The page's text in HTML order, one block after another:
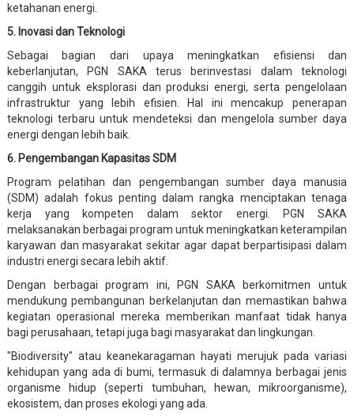
ketahanan energi.
5. Inovasi dan Teknologi
Sebagai bagian dari upaya meningkatkan efisiensi dan
keberlanjutan, PGN SAKA terus berinvestasi dalam teknologi
canggih untuk eksplorasi dan produksi energi, serta pengelolaan
infrastruktur yang lebih efisien. Hal ini mencakup penerapan
teknologi terbaru untuk mendeteksi dan mengelola sumber daya
energi dengan lebih baik.
6. Pengembangan Kapasitas SDM
Program pelatihan dan pengembangan sumber daya manusia
(SDM) adalah fokus penting dalam rangka menciptakan tenaga
kerja yang kompeten dalam sektor energi. PGN SAKA
melaksanakan berbagai program untuk meningkatkan keterampilan
karyawan dan masyarakat sekitar agar dapat berpartisipasi dalam
industri energi secara lebih aktif.
Dengan berbagai program ini, PGN SAKA berkomitmen untuk
mendukung pembangunan berkelanjutan dan memastikan bahwa
kegiatan operasional mereka memberikan manfaat tidak hanya
bagi perusahaan, tetapi juga bagi masyarakat dan lingkungan.
"Biodiversity" atau keanekaragaman hayati merujuk pada variasi
kehidupan yang ada di bumi, termasuk di dalamnya berbagai jenis
organisme hidup (seperti tumbuhan, hewan, mikroorganisme),
ekosistem, dan proses ekologi yang ada.